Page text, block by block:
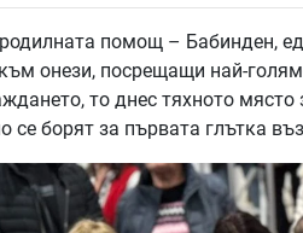
помощ – Бабинден,
онези, посрещащи най-
то днес тяхното
се борят за първата глътка